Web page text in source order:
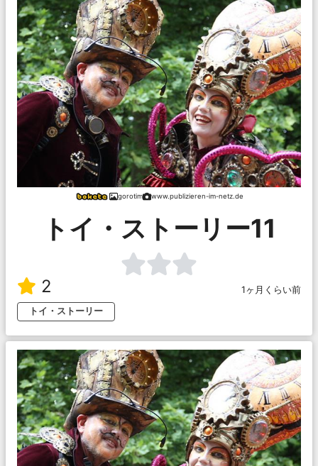
gorotim www.publizieren-im-netz.de
トイ・ストーリー11
2
1ヶ月くらい前
トイ・ストーリー